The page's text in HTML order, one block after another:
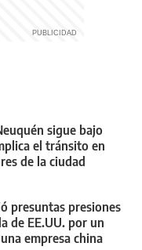
sigue bajo
el tránsito en
de la ciudad
presuntas presiones
de EE.UU. por un
empresa china